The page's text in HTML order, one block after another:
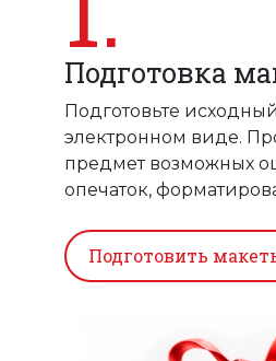
электронном виде.
предмет возможных
опечаток,
Подготовить